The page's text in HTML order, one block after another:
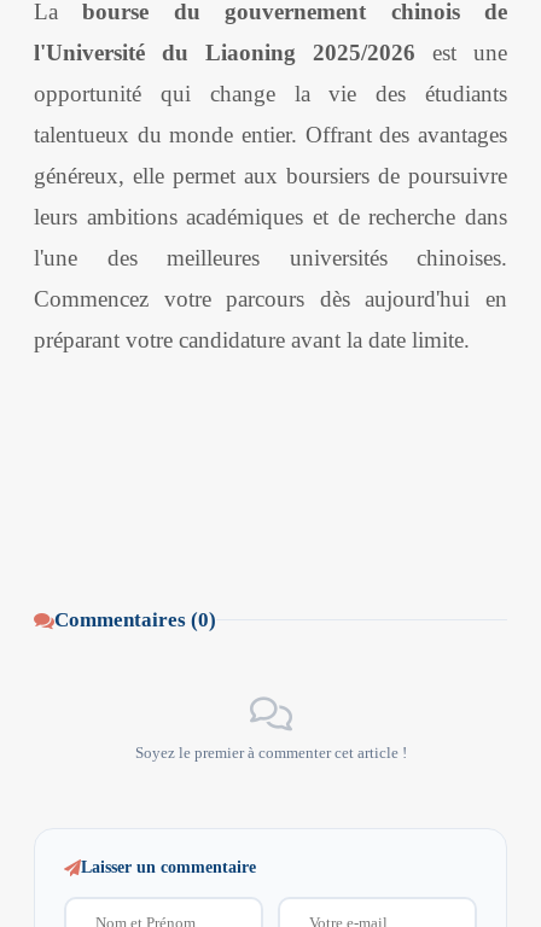
Labourse du gouvernement chinois de
l'Université du Liaoning 2025/2026 est une
opportunité qui change la vie des étudiants
talentueux du monde entier. Offrant des avantages
généreux, elle permet aux boursiers de poursuivre
leurs ambitions académiques et de recherche dans
l'une des meilleures universités chinoises.
Commencez votre parcours dès aujourd'hui en
préparant votre candidature avant la date limite.
Commentaires (0)
Soyez le premier à commenter cet article !
Laisser un commentaire